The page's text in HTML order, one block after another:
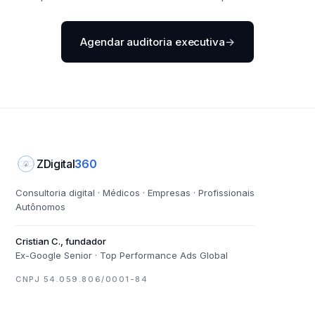
Agendar auditoria executiva→
Z ZDigital360
Consultoria digital · Médicos · Empresas · Profissionais
Autônomos
Cristian C., fundador
Ex-Google Senior · Top Performance Ads Global
CNPJ 54.059.806/0001-84